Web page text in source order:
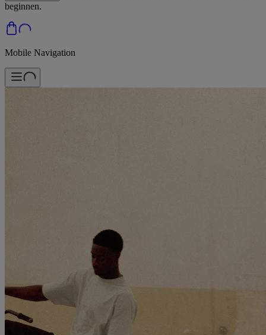
beginnen.
Mobile Navigation